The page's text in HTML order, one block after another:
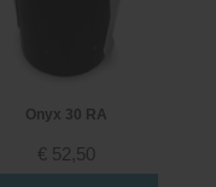
Onyx 30 RA
€ 52,50